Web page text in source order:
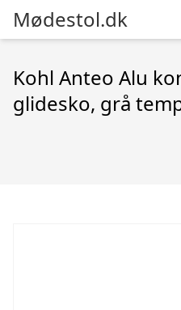
Mødestol.dk
Kohl Anteo Alu
glidesko, grå